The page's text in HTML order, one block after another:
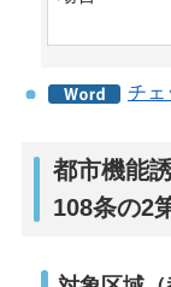
チェ
都市機能
108条の2